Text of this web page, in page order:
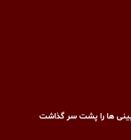
ها را پشت سر گذاشت